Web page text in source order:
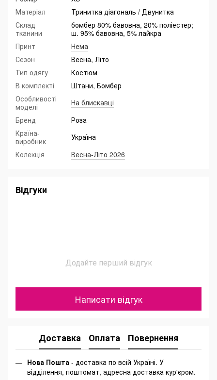
Матеріал
Тринитка діагональ / Двунитка
Склад
тканини
бомбер 80% бавовна, 20% поліестер;
ш. 95% бавовна, 5% лайкра
Принт
Нема
Сезон
Весна, Літо
Тип одягу
Костюм
В комплекті
Штани, Бомбер
Особливості
моделі
На блискавці
Бренд
Роза
Країна-
виробник
Україна
Колекція
Весна-Літо 2026
Відгуки
Додайте перший відгук
Написати відгук
Доставка Оплата Повернення
Нова Пошта - доставка по всій Україні. У
відділення, поштомат, адресна доставка кур'єром.